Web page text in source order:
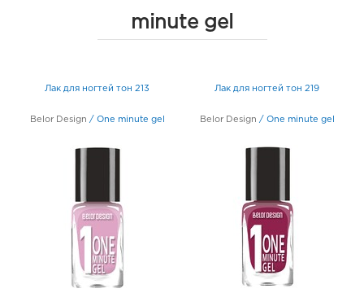
График работы:
9:00 - 20:00
minute gel
Лак для ногтей тон 213
Belor Design / One minute gel
Лак для ногтей тон 219
Belor Design / One minute gel